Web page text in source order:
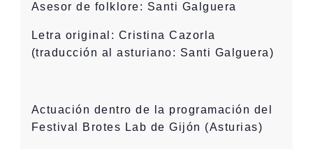
Asesor de folklore: Santi Galguera
Letra original: Cristina Cazorla
(traducción al asturiano: Santi Galguera)
Actuación dentro de la programación del
Festival Brotes Lab de Gijón (Asturias)